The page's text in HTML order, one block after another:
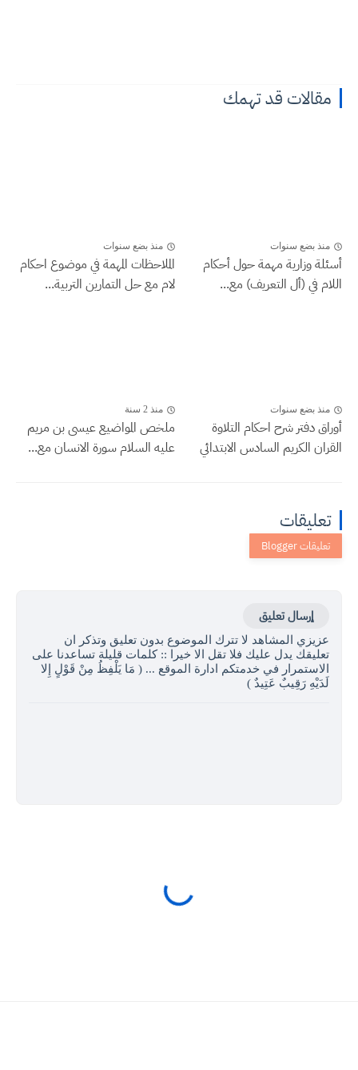
مقالات قد تهمك
منذ بضع سنوات
أسئلة وزارية مهمة حول أحكام
اللام في (أل التعريف) مع...
منذ بضع سنوات
الملاحظات المهمة في موضوع احكام
لام مع حل التمارين التربية...
منذ بضع سنوات
أوراق دفتر شرح احكام التلاوة
القران الكريم السادس الابتدائي
منذ 2 سنة
ملخص المواضيع عيسى بن مريم
عليه السلام سورة الانسان مع...
تعليقات
إرسال تعليق
عزيزي المشاهد لا تترك الموضوع بدون تعليق وتذكر ان
تعليقك يدل عليك فلا تقل الا خيرا :: كلمات قليلة تساعدنا على
الاستمرار في خدمتكم ادارة الموقع ... ( مَا يَلْفِظُ مِنْ قَوْلٍ إِلا
لَدَيْهِ رَقِيبٌ عَتِيدٌ )